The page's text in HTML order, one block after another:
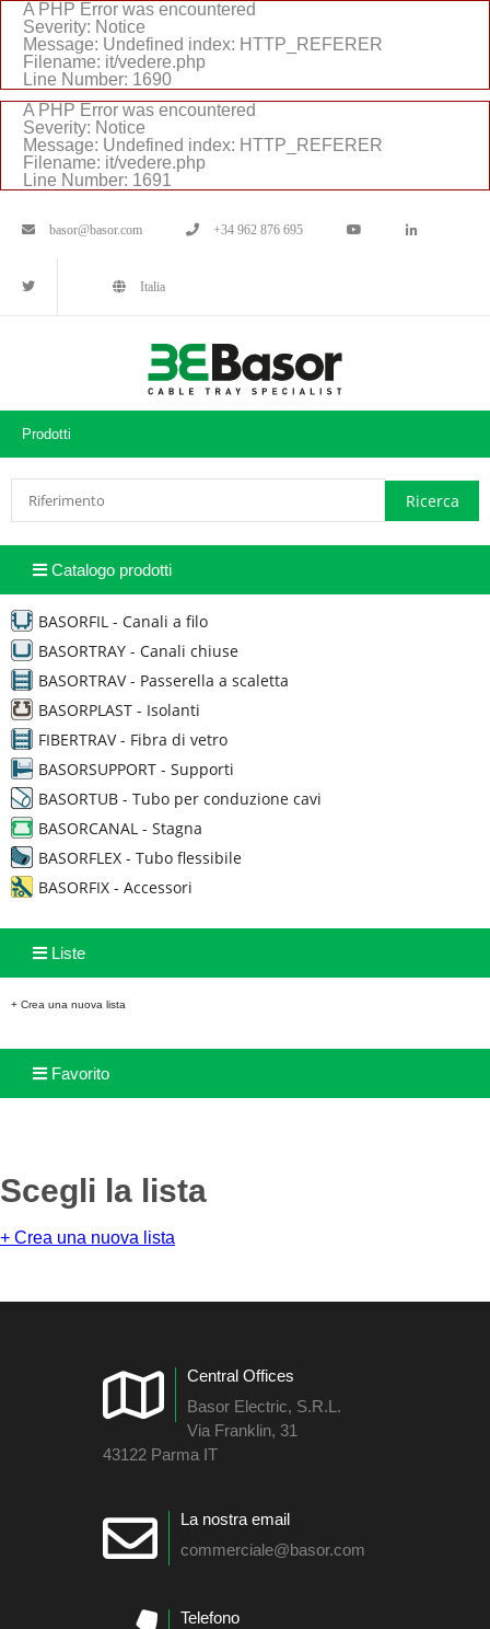
A PHP Error was encountered
Severity: Notice
Message: Undefined index: HTTP_REFERER
Filename: it/vedere.php
Line Number: 1690
A PHP Error was encountered
Severity: Notice
Message: Undefined index: HTTP_REFERER
Filename: it/vedere.php
Line Number: 1691
basor@basor.com +34 962 876 695
Italia
Prodotti
Catalogo prodotti
BASORFIL - Canali a filo
BASORTRAY - Canali chiuse
BASORTRAV - Passerella a scaletta
BASORPLAST - Isolanti
FIBERTRAV - Fibra di vetro
BASORSUPPORT - Supporti
BASORTUB - Tubo per conduzione cavi
BASORCANAL - Stagna
BASORFLEX - Tubo flessibile
BASORFIX - Accessori
Liste
+ Crea una nuova lista
Favorito
Scegli la lista
+ Crea una nuova lista
Central Offices
Basor Electric, S.R.L.
Via Franklin, 31
43122 Parma IT
La nostra email
commerciale@basor.com
Telefono